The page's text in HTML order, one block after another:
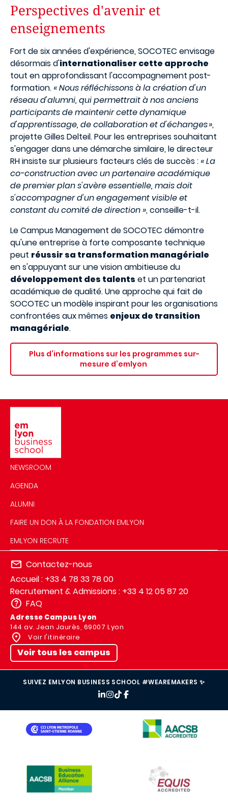
Perspectives d'avenir et
enseignements
Fort de six années d'expérience, SOCOTEC envisage
désormais d'internationaliser cette approche
tout en approfondissant l'accompagnement post-
formation.« Nous réfléchissons à la création d'un
réseau d'alumni, qui permettrait à nos anciens
participants de maintenir cette dynamique
d'apprentissage, de collaboration et d'échanges »,
projette Gilles Delteil. Pour les entreprises souhaitant
s'engager dans une démarche similaire, le directeur
RH insiste sur plusieurs facteurs clés de succès :« La
co-construction avec un partenaire académique
de premier plan s'avère essentielle, mais doit
s'accompagner d'un engagement visible et
constant du comité de direction », conseille-t-il.
Le Campus Management de SOCOTEC démontre
qu'une entreprise à forte composante technique
peut réussir sa transformation managériale
en s'appuyant sur une vision ambitieuse du
développement des talents et un partenariat
académique de qualité. Une approche qui fait de
SOCOTEC un modèle inspirant pour les organisations
confrontées aux mêmes enjeux de transition
managériale.
Plus d’informations sur les programmes sur-
mesure d’emlyon
NEWSROOM
AGENDA
ALUMNI
FAIRE UN DON À LA FONDATION EMLYON
EMLYON RECRUTE
Contactez-nous
Accueil : +33 4 78 33 78 00
Recrutement & Admissions : +33 4 12 05 87 20
FAQ
Adresse Campus Lyon
144 av. Jean Jaurès, 69007 Lyon
Voir l'itinéraire
Voir tous les campus
SUIVEZ EMLYON BUSINESS SCHOOL #WEAREMAKERS ✨
IMAGE